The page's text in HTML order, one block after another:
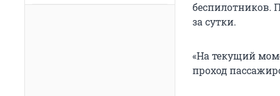
беспилотников.
за сутки.
«На текущий
проход